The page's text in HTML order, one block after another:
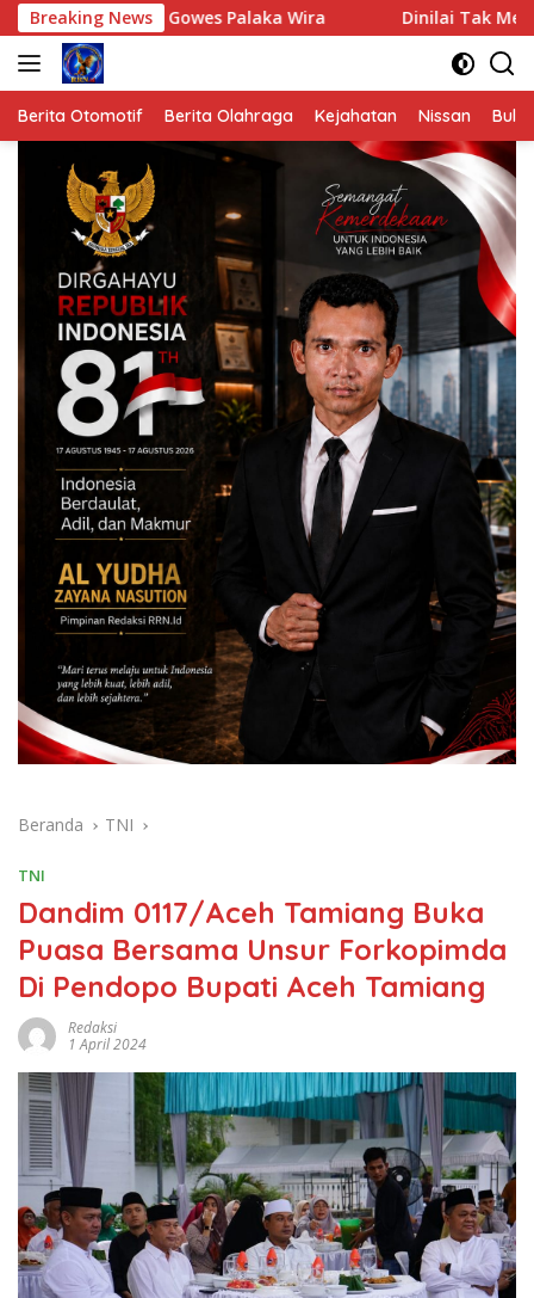
Langsung
ke
konten
Breaking News
Gowes Palaka Wira Dinilai Tak Mengindahkan
Berita Otomotif Berita Olahraga Kejahatan Nissan
Beranda TNI
TNI
Dandim 0117/Aceh Tamiang Buka
Puasa Bersama Unsur Forkopimda
Di Pendopo Bupati Aceh Tamiang
Redaksi
1 April 2024